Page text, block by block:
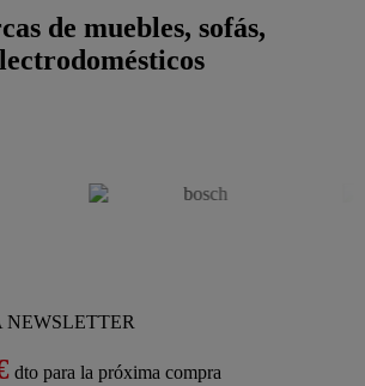
de muebles, sofás,
NEWSLETTER
dto para la próxima compra